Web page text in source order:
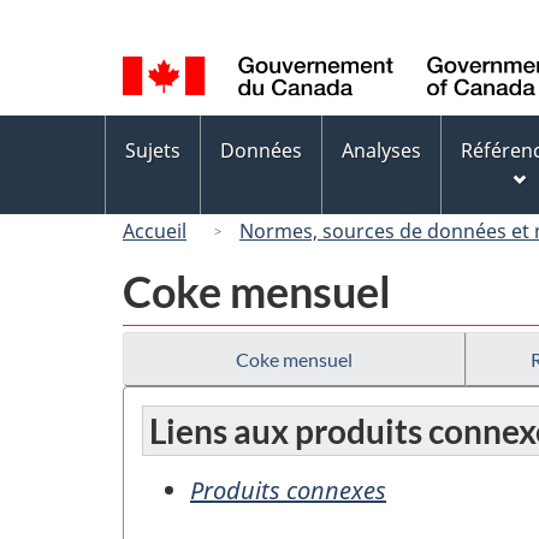
de
la
langue
des
Sujets Données Analyses
Accueil Normes, sources de données et
Coke mensuel
Coke mensuel
Liens aux produits
Produits connexes